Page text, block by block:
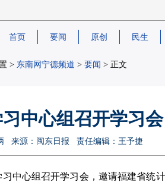
首页 要闻 原创 民生
> 东南网宁德频道 > 要闻 > 正文
中心组召开学习会
来源：闽东日报 责任编辑：王予捷
中心组召开学习会，邀请福建省统